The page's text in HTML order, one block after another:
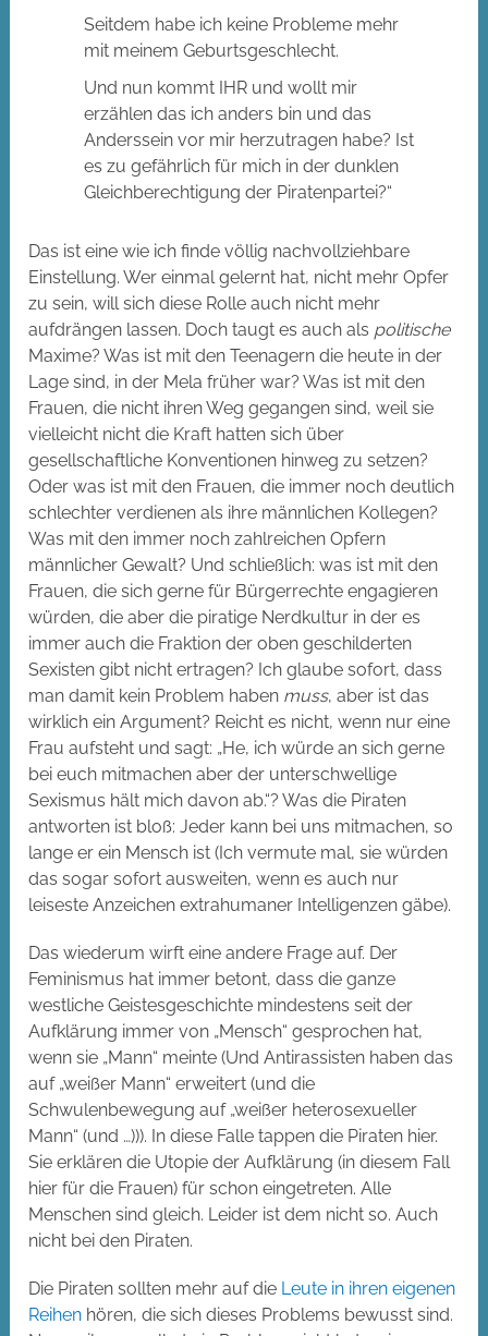
Seitdem habe ich keine Probleme mehr
mit meinem Geburtsgeschlecht.
Und nun kommt IHR und wollt mir
erzählen das ich anders bin und das
Anderssein vor mir herzutragen habe? Ist
es zu gefährlich für mich in der dunklen
Gleichberechtigung der Piratenpartei?“
Das ist eine wie ich finde völlig nachvollziehbare
Einstellung. Wer einmal gelernt hat, nicht mehr Opfer
zu sein, will sich diese Rolle auch nicht mehr
aufdrängen lassen. Doch taugt es auch als politische
Maxime? Was ist mit den Teenagern die heute in der
Lage sind, in der Mela früher war? Was ist mit den
Frauen, die nicht ihren Weg gegangen sind, weil sie
vielleicht nicht die Kraft hatten sich über
gesellschaftliche Konventionen hinweg zu setzen?
Oder was ist mit den Frauen, die immer noch deutlich
schlechter verdienen als ihre männlichen Kollegen?
Was mit den immer noch zahlreichen Opfern
männlicher Gewalt? Und schließlich: was ist mit den
Frauen, die sich gerne für Bürgerrechte engagieren
würden, die aber die piratige Nerdkultur in der es
immer auch die Fraktion der oben geschilderten
Sexisten gibt nicht ertragen? Ich glaube sofort, dass
man damit kein Problem haben muss, aber ist das
wirklich ein Argument? Reicht es nicht, wenn nur eine
Frau aufsteht und sagt: „He, ich würde an sich gerne
bei euch mitmachen aber der unterschwellige
Sexismus hält mich davon ab.“? Was die Piraten
antworten ist bloß: Jeder kann bei uns mitmachen, so
lange er ein Mensch ist (Ich vermute mal, sie würden
das sogar sofort ausweiten, wenn es auch nur
leiseste Anzeichen extrahumaner Intelligenzen gäbe).
Das wiederum wirft eine andere Frage auf. Der
Feminismus hat immer betont, dass die ganze
westliche Geistesgeschichte mindestens seit der
Aufklärung immer von „Mensch“ gesprochen hat,
wenn sie „Mann“ meinte (Und Antirassisten haben das
auf „weißer Mann“ erweitert (und die
Schwulenbewegung auf „weißer heterosexueller
Mann“ (und …))). In diese Falle tappen die Piraten hier.
Sie erklären die Utopie der Aufklärung (in diesem Fall
hier für die Frauen) für schon eingetreten. Alle
Menschen sind gleich. Leider ist dem nicht so. Auch
nicht bei den Piraten.
Die Piraten sollten mehr auf die Leute in ihren eigenen
Reihen hören, die sich dieses Problems bewusst sind.